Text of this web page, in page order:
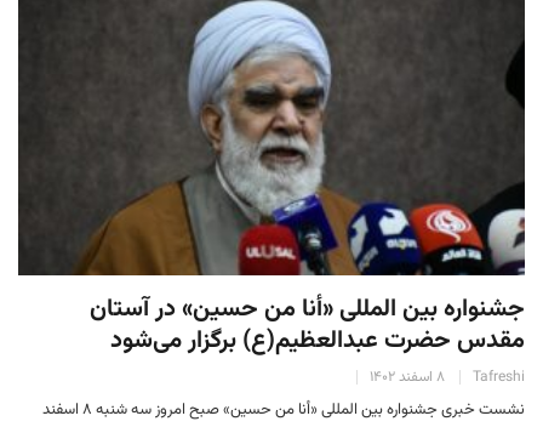
جشنواره بین المللی «أنا من حسین» در آستان
مقدس حضرت عبدالعظیم(ع) برگزار می‌شود
Tafreshi ۸ اسفند ۱۴۰۲
نشست خبری جشنواره بین المللی «أنا من حسین» صبح امروز سه شنبه ۸ اسفند